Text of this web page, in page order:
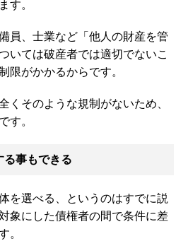
す。
員、士業など「他人の財産を管
いては破産者では適切でないこ
限がかかるからです。
くそのような規制がないため、
す。
る事もできる
を選べる、というのはすでに説
象にした債権者の間で条件に差
。